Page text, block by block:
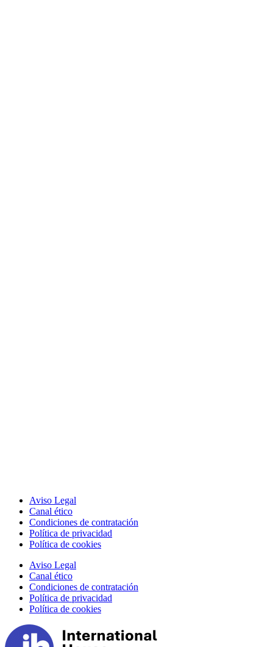
Aviso Legal
Canal ético
Condiciones de contratación
Política de privacidad
Política de cookies
Aviso Legal
Canal ético
Condiciones de contratación
Política de privacidad
Política de cookies